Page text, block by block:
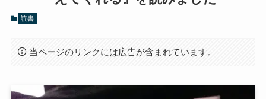
読書
当ページのリンクには広告が含まれています。